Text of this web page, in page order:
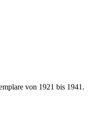
von 1921 bis 1941.